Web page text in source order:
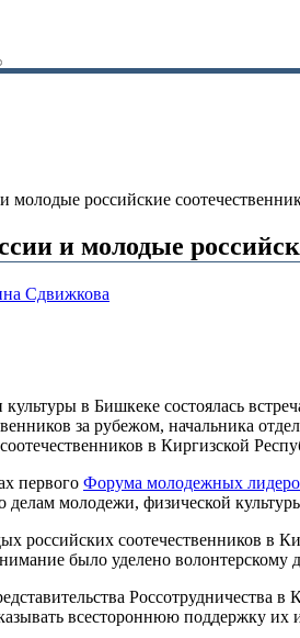
молодые российские
и молодые
Сдвижкова
в Бишкеке состоялась
за рубежом, начальника
в Киргизской
первого Форума молодежных
делам молодежи, физической
российских соотечественников в
было уделено
всестороннюю поддержку их